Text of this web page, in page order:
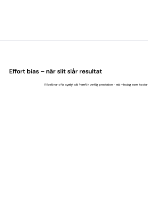
Effort bias – när slit slår resultat
Vi belönar ofta synligt slit framför verklig prestation - ett misstag som kostar